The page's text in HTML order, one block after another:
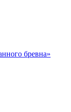
бревна»